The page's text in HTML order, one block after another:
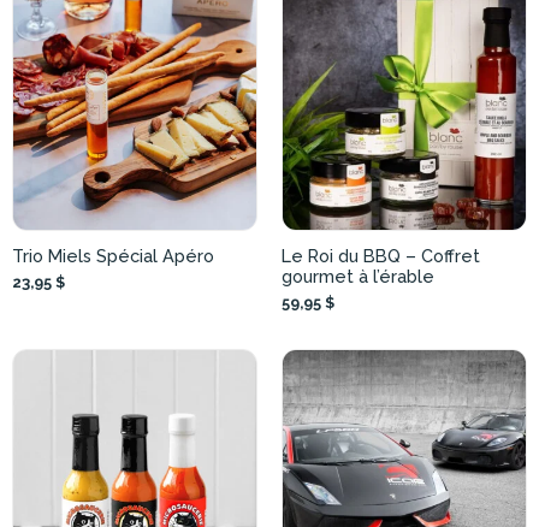
Trio Miels Spécial Apéro
23,95 $
Le Roi du BBQ – Coffret
gourmet à l’érable
59,95 $